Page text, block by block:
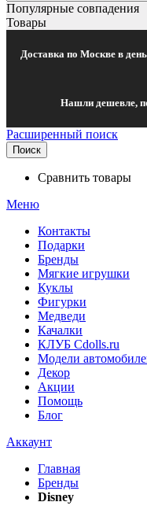
Популярные совпадения
Товары
Доставка по Москве в
Нашли дешевле,
Расширенный поиск
Поиск
Сравнить товары
Меню
Контакты
Подарки
Бренды
Мягкие игрушки
Куклы
Фигурки
Медведи
Качалки
КЛУБ Cdolls.ru
Модели
Декор
Акции
Помощь
Блог
Аккаунт
Главная
Бренды
Disney